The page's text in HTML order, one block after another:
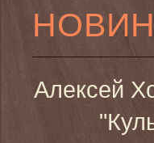
Алексей